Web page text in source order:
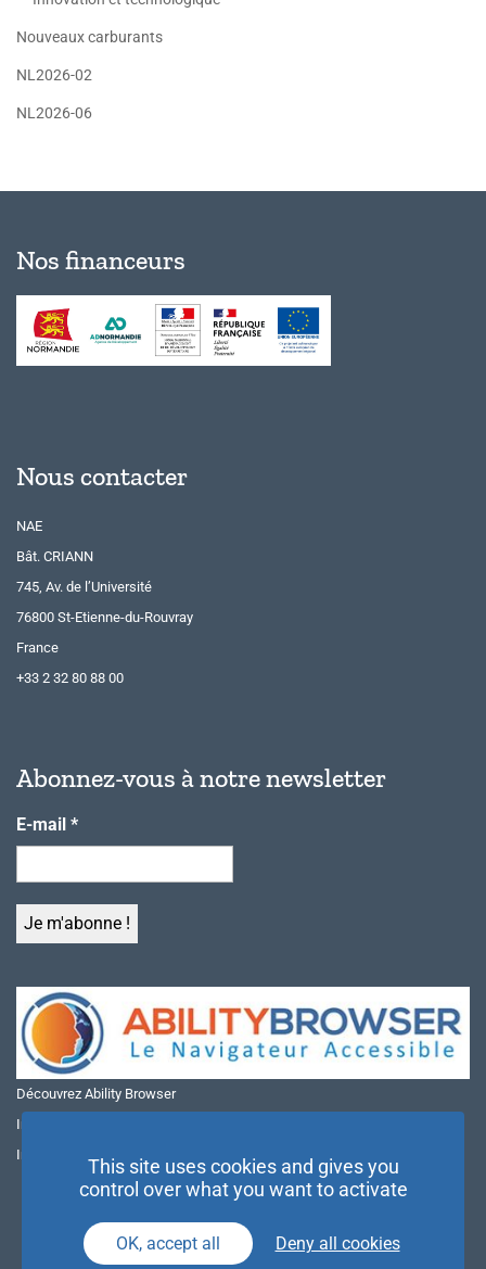
Nouveaux carburants
NL2026-02
NL2026-06
Nos financeurs
Nous contacter
NAE
Bât. CRIANN
745, Av. de l’Université
76800 St-Etienne-du-Rouvray
France
+33 2 32 80 88 00
Abonnez-vous à notre newsletter
E-mail *
Découvrez Ability Browser
Installer Ability Browser sur Windows
Installer Ability Browser sur Mac
This site uses cookies and gives you
control over what you want to activate
OK, accept all Deny all cookies